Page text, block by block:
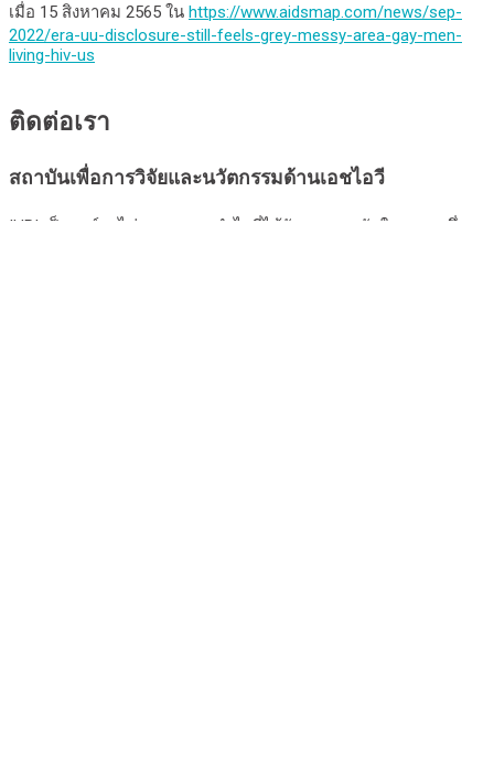
เมื่อ 15 สิงหาคม 2565 ใน https://www.aidsmap.com/news/sep-
2022/era-uu-disclosure-still-feels-grey-messy-area-gay-men-
living-hiv-us
ติดต่อเรา
สถาบันเพื่อการวิจัยและนวัตกรรมด้านเอชไอวี
IHRI เป็นองค์กรไม่แสวงหาผลกำไรที่ได้รับการยอมรับในผลงานซึ่ง